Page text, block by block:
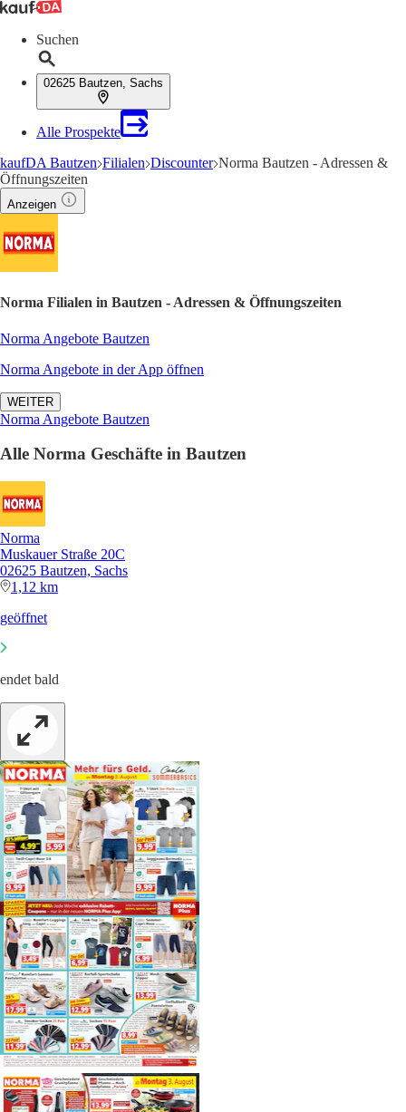
Suchen
02625 Bautzen, Sachs
Alle Prospekte
kaufDA Bautzen Filialen Discounter Norma Bautzen - Adressen &
Öffnungszeiten
Anzeigen
Norma Filialen in Bautzen - Adressen & Öffnungszeiten
Norma Angebote Bautzen
Norma Angebote in der App öffnen
WEITER
Norma Angebote Bautzen
Alle Norma Geschäfte in Bautzen
Norma
Muskauer Straße 20C
02625 Bautzen, Sachs
1,12 km
geöffnet
endet bald